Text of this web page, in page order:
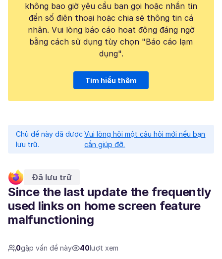
không bao giờ yêu cầu bạn gọi hoặc nhắn tin
đến số điện thoại hoặc chia sẻ thông tin cá
nhân. Vui lòng báo cáo hoạt động đáng ngờ
bằng cách sử dụng tùy chọn "Báo cáo lạm
dụng".
Tìm hiểu thêm
Chủ đề này đã được
lưu trữ.
Vui lòng hỏi một câu hỏi mới nếu bạn
cần giúp đỡ.
Đã lưu trữ
Since the last update the frequently
used links on home screen feature
malfunctioning
0gặp vấn đề này 40lượt xem